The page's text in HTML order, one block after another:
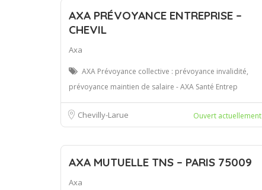
AXA PRÉVOYANCE ENTREPRISE –
CHEVIL
Axa
AXA Prévoyance collective : prévoyance invalidité,
prévoyance maintien de salaire - AXA Santé Entrep
Chevilly-Larue Ouvert actuellement
AXA MUTUELLE TNS – PARIS 75009
Axa